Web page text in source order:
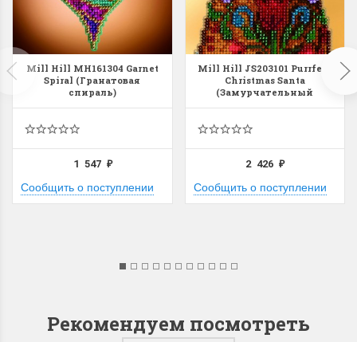
Mill Hill MH161304 Garnet
Spiral (Гранатовая
спираль)
1 547 ₽
Сообщить о поступлении
Mill Hill JS203101 Purrfect
Christmas Santa
(Замурчательный
2 426₽
Сообщить о поступлении
Рекомендуем посмотреть